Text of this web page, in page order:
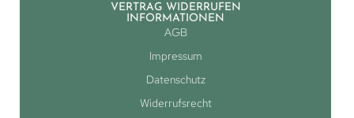
VERTRAG WIDERRUFEN
INFORMATIONEN
AGB
Impressum
Datenschutz
Widerrufsrecht